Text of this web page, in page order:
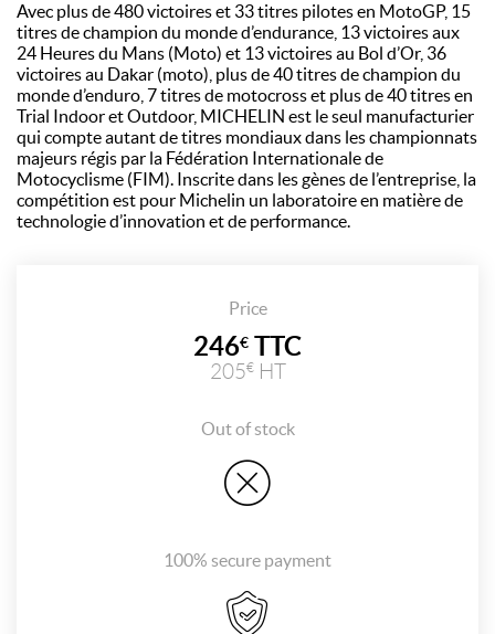
Avec plus de 480 victoires et 33 titres pilotes en MotoGP, 15
titres de champion du monde d’endurance, 13 victoires aux
24 Heures du Mans (Moto) et 13 victoires au Bol d’Or, 36
victoires au Dakar (moto), plus de 40 titres de champion du
monde d’enduro, 7 titres de motocross et plus de 40 titres en
Trial Indoor et Outdoor, MICHELIN est le seul manufacturier
qui compte autant de titres mondiaux dans les championnats
majeurs régis par la Fédération Internationale de
Motocyclisme (FIM). Inscrite dans les gènes de l’entreprise, la
compétition est pour Michelin un laboratoire en matière de
technologie d’innovation et de performance.
Price
246€ TTC
205€HT
Out of stock
100% secure payment